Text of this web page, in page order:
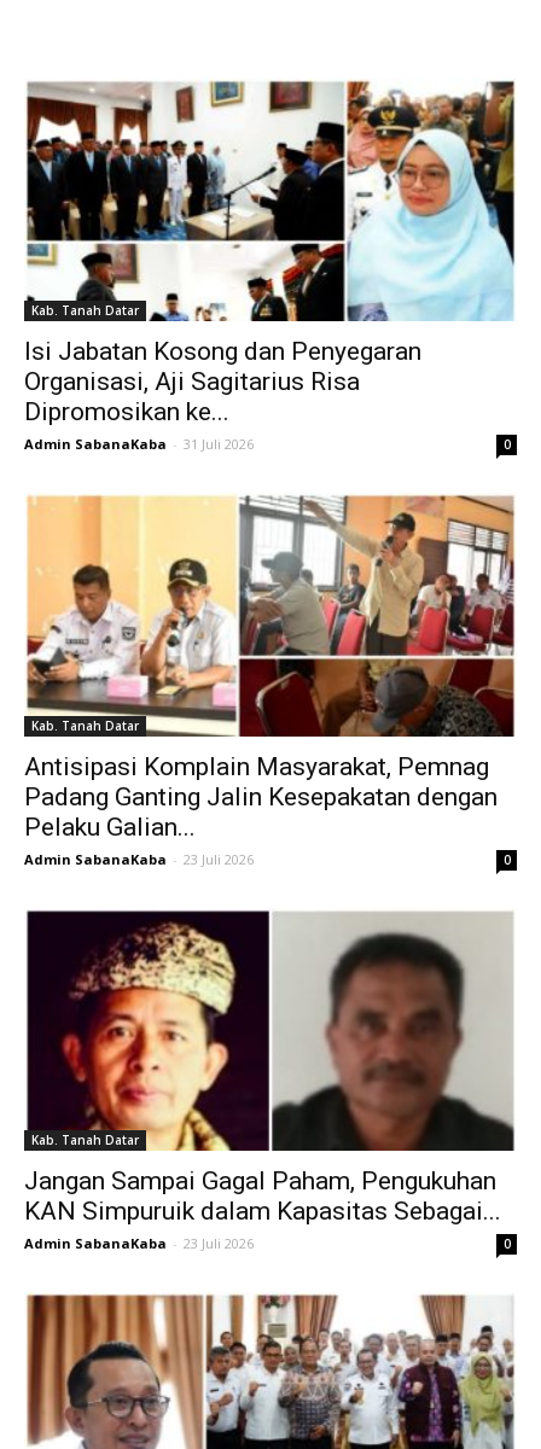
Kab. Tanah Datar
Isi Jabatan Kosong dan Penyegaran
Organisasi, Aji Sagitarius Risa
Dipromosikan ke...
Admin SabanaKaba - 31 Juli 2026 0
Kab. Tanah Datar
Antisipasi Komplain Masyarakat, Pemnag
Padang Ganting Jalin Kesepakatan dengan
Pelaku Galian...
Admin SabanaKaba - 23 Juli 2026 0
Kab. Tanah Datar
Jangan Sampai Gagal Paham, Pengukuhan
KAN Simpuruik dalam Kapasitas Sebagai...
Admin SabanaKaba - 23 Juli 2026 0